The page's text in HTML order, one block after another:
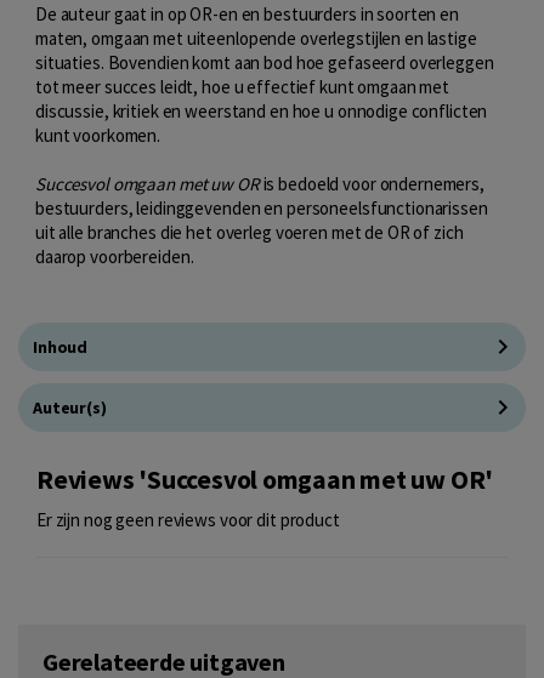
De auteur gaat in op OR-en en bestuurders in soorten en
maten, omgaan met uiteenlopende overlegstijlen en lastige
situaties. Bovendien komt aan bod hoe gefaseerd overleggen
tot meer succes leidt, hoe u effectief kunt omgaan met
discussie, kritiek en weerstand en hoe u onnodige conflicten
kunt voorkomen.
Succesvol omgaan met uw ORis bedoeld voor ondernemers,
bestuurders, leidinggevenden en personeelsfunctionarissen
uit alle branches die het overleg voeren met de OR of zich
daarop voorbereiden.
Inhoud
Auteur(s)
Reviews 'Succesvol omgaan met uw OR'
Er zijn nog geen reviews voor dit product
Gerelateerde uitgaven